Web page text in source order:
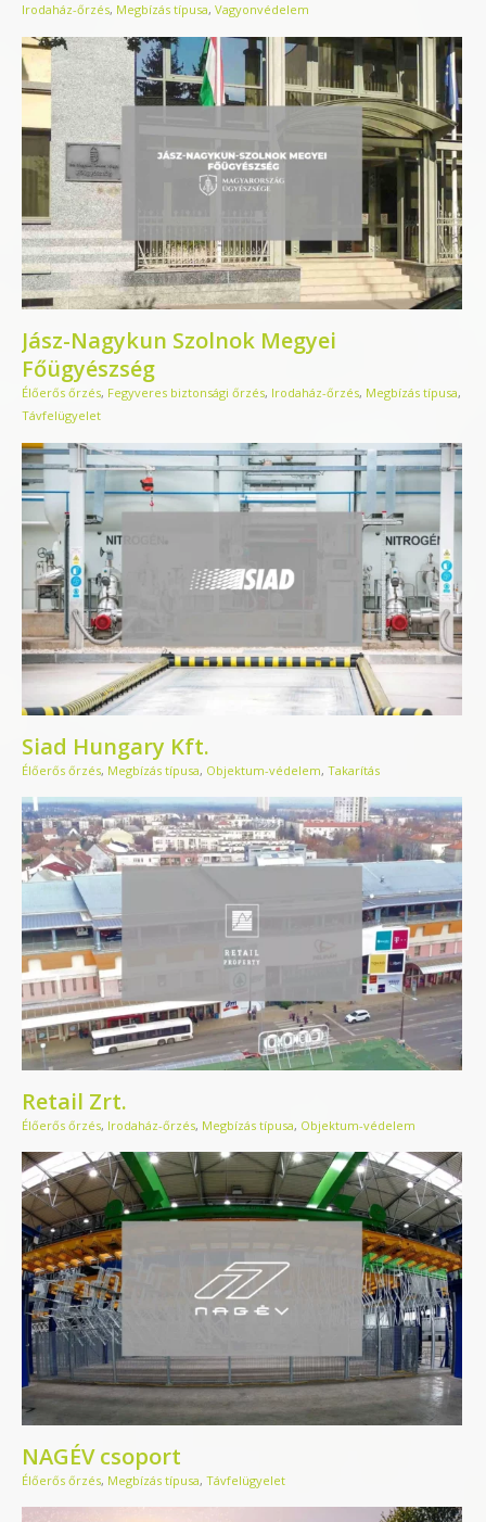
Irodaház-őrzés, Megbízás típusa,Vagyonvédelem
Jász-Nagykun Szolnok Megyei
Főügyészség
Élőerős őrzés, Fegyveres biztonsági őrzés, Irodaház-őrzés, Megbízás típusa,
Távfelügyelet
Siad Hungary Kft.
Élőerős őrzés, Megbízás típusa, Objektum-védelem,Takarítás
Retail Zrt.
Élőerős őrzés, Irodaház-őrzés, Megbízás típusa, Objektum-védelem
NAGÉV csoport
Élőerős őrzés, Megbízás típusa,Távfelügyelet